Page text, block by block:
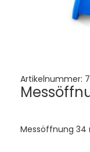
Artikelnummer:
Messöffnung